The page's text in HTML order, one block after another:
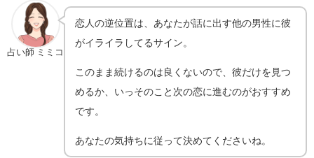
占い師 ミミコ
恋人の逆位置は、あなたが話に出す他の男性に彼
がイライラしてるサイン。
このまま続けるのは良くないので、彼だけを見つ
めるか、いっそのこと次の恋に進むのがおすすめ
です。
あなたの気持ちに従って決めてくださいね。